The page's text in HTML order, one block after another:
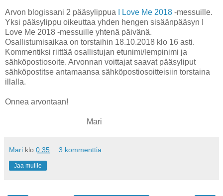
Arvon blogissani 2 pääsylippua I Love Me 2018 -messuille.
Yksi pääsylippu oikeuttaa yhden hengen sisäänpääsyn I
Love Me 2018 -messuille yhtenä päivänä.
Osallistumisaikaa on torstaihin 18.10.2018 klo 16 asti.
Kommentiksi riittää osallistujan etunimi/lempinimi ja
sähköpostiosoite. Arvonnan voittajat saavat pääsyliput
sähköpostitse antamaansa sähköpostiosoitteisiin torstaina
illalla.
Onnea arvontaan!
Mari
Mari klo 0.35 3 kommenttia:
Jaa muille